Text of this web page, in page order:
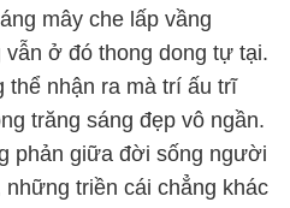
mây che lấp vầng
ở đó thong dong tự tại.
nhận ra mà trí ấu trĩ
trăng sáng đẹp vô ngần.
phản giữa đời sống người
triền cái chẳng khác